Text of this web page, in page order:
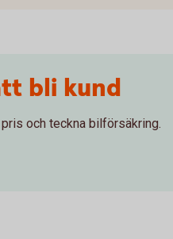
bli kund
och teckna bilförsäkring.